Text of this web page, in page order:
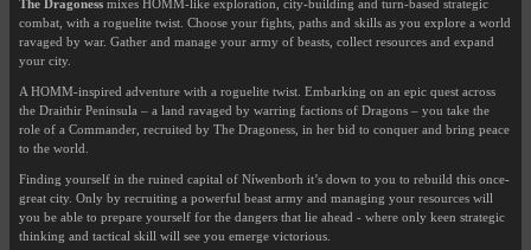
The Dragoness mixes HOMM-like exploration, city-building and turn-based strategic
combat, with a roguelite twist. Choose your fights, paths and skills as you explore a world
ravaged by war. Gather and manage your army of beasts, collect resources and expand
your city.
A HOMM-inspired adventure with a roguelite twist. Embarking on an epic quest across
the Draithir Peninsula – a land ravaged by warring factions of Dragons – you take the
role of a Commander, recruited by The Dragoness, in her bid to conquer and bring peace
to the world.
Finding yourself in the ruined capital of Níwenborh it’s down to you to rebuild this once-
great city. Only by recruiting a powerful beast army and managing your resources will
you be able to prepare yourself for the dangers that lie ahead - where only keen strategic
thinking and tactical skill will see you emerge victorious.